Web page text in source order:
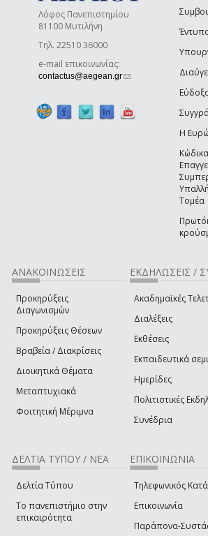
Λόφος Πανεπιστημίου
81100 Μυτιλήνη
Τηλ. 22510 36000
e-mail επικοινωνίας:
contactus@aegean.gr(link sends e-mail)
Η
Τομέα
ΑΝΑΚΟΙΝΩΣΕΙΣ
Προκηρύξεις
Διαγωνισμών
Προκηρύξεις Θέσεων
Βραβεία / Διακρίσεις
Διοικητικά Θέματα
Μεταπτυχιακά
Φοιτητική Μέριμνα
ΕΚΔΗΛΩΣΕΙΣ /
Ακαδημαϊκές
Διαλέξεις
Εκθέσεις
Εκπαιδευτικά
Ημερίδες
Πολιτιστικές
Συνέδρια
ΔΕΛΤΙΑ ΤΥΠΟΥ / ΝΕΑ
Δελτία Τύπου
Το πανεπιστήμιο στην
επικαιρότητα
ΕΠΙΚΟΙΝΩΝΙΑ
Τηλεφωνικός
Επικοινωνία
Παράπονα-